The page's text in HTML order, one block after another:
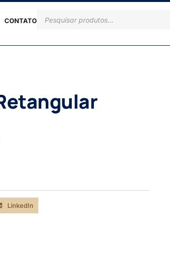
CONTATO
LinkedIn